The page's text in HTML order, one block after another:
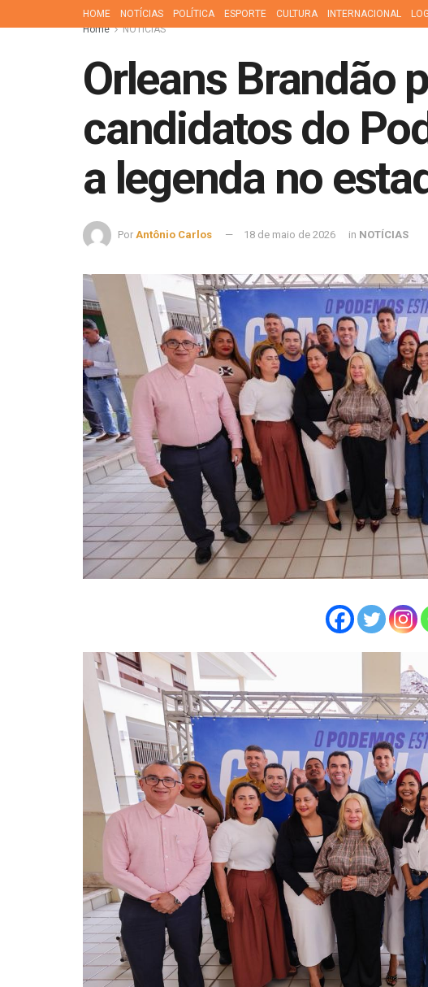
HOME NOTÍCIAS POLÍTICA ESPORTE CULTURA INTERNACIONAL
Home
NOTÍCIAS
Orleans Brandão
candidatos do
a legenda no
Por Antônio Carlos 18 de maio de 2026 in NOTÍCIAS